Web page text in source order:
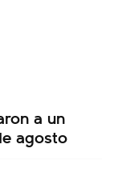
a un
agosto